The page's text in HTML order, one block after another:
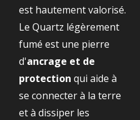
est hautement valorisé.
Le Quartz légèrement
fumé est une pierre
d'ancrage et de
protection qui aide à
se connecter à la terre
et à dissiper les